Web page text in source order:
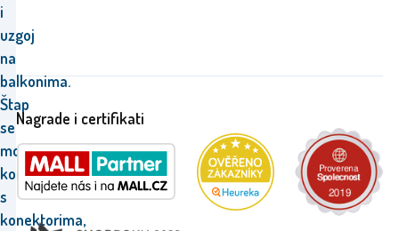
i
uzgoj
na
balkonima.
Štap
se
može
kombinirati
s
konektorima,
Nagrade i certifikati